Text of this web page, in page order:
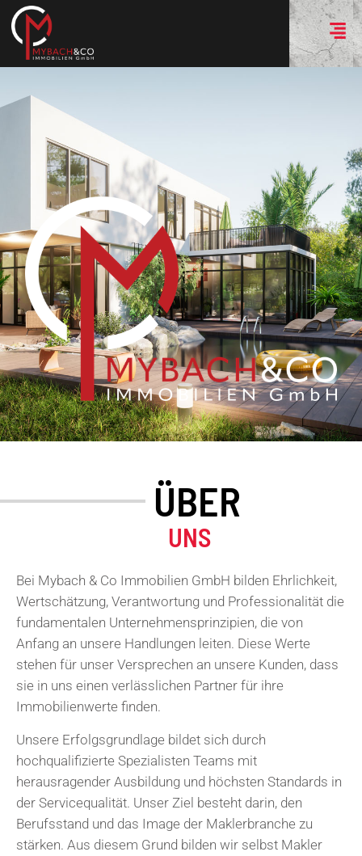
ÜBER
UNS
Bei Mybach & Co Immobilien GmbH bilden Ehrlichkeit,
Wertschätzung, Verantwortung und Professionalität die
fundamentalen Unternehmensprinzipien, die von
Anfang an unsere Handlungen leiten. Diese Werte
stehen für unser Versprechen an unsere Kunden, dass
sie in uns einen verlässlichen Partner für ihre
Immobilienwerte finden.
Unsere Erfolgsgrundlage bildet sich durch
hochqualifizierte Spezialisten Teams mit
herausragender Ausbildung und höchsten Standards in
der Servicequalität. Unser Ziel besteht darin, den
Berufsstand und das Image der Maklerbranche zu
stärken. Aus diesem Grund bilden wir selbst Makler